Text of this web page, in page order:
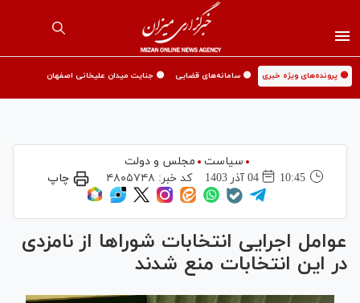
🟡 پرونده‌های ویژه خبری 🟡 سامانه‌های قضایی 🟡 جنایت میدان علیخانی اصفهان
سیاست
مجلس و دولت
10:45
04 آذر 1403 کد خبر: ۴۸۰۵۷۴۸ چاپ
عوامل اجرایی انتخابات شورا‌ها از نامزدی
در این انتخابات منع شدند